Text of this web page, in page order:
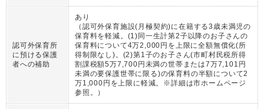
認可外保育所
に預ける保護
者への補助
あり
（ 認可外保育施設(月極契約)に在籍する3歳未満児の
保育料を軽減。(1)同一生計第2子以降のお子さんの
保育料について4万2,000円を上限に全額無償化(所
得制限なし)。(2)第1子のお子さん(市町村民税所得
割課税額5万7,700円未満の世帯または7万7,101円
未満の要保護世帯に限る)の保育料の半額について2
万1,000円を上限に軽減。※詳細は市ホームページ
参照。
）